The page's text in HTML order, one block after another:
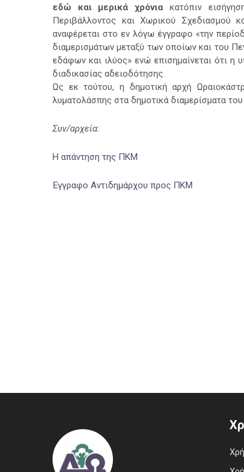
εδώ και μερικά χρόνια κατόπιν
Περιβάλλοντος και Χωρικού Σχεδιασμού
αναφέρεται στο εν λόγω έγγραφο «την
διαμερισμάτων μεταξύ των οποίων και του
εδάφων και ιλύος» ενώ επισημαίνεται ότι η
διαδικασίας αδειοδότησης.
Ως εκ τούτου, η δημοτική αρχή
λυματολάσπης στα δημοτικά διαμερίσματα
Συν/αρχεία:
Η απάντηση της ΠΚΜ
Έγγραφο Αντιδημάρχου προς ΠΚΜ